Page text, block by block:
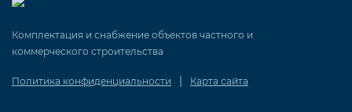
Комплектация и снабжение объектов частного и
коммерческого строительства
Политика конфиденциальности | Карта сайта